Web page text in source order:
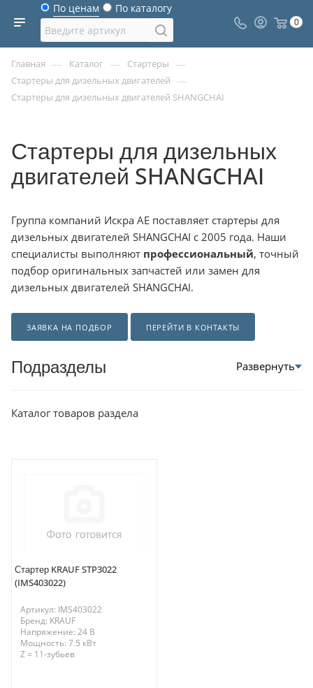
По ценам По каталогу
0
Главная — Каталог — Стартеры —
Стартеры для дизельных двигателей —
Стартеры для дизельных двигателей SHANGCHAI
Стартеры для дизельных
двигателей SHANGCHAI
Группа компаний Искра АЕ поставляет стартеры для
дизельных двигателей SHANGCHAI с 2005 года. Наши
специалисты выполняют профессиональный, точный
подбор оригинальных запчастей или замен для
дизельных двигателей SHANGCHAI.
ЗАЯВКА НА ПОДБОР ПЕРЕЙТИ В КОНТАКТЫ
Подразделы
Каталог товаров раздела
Стартер KRAUF STP3022
(IMS403022)
Артикул: IMS403022
Бренд: KRAUF
Напряжение: 24 В
Мощность: 7.5 кВт
Z = 11-зубьев